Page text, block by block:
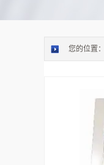
您的位置：